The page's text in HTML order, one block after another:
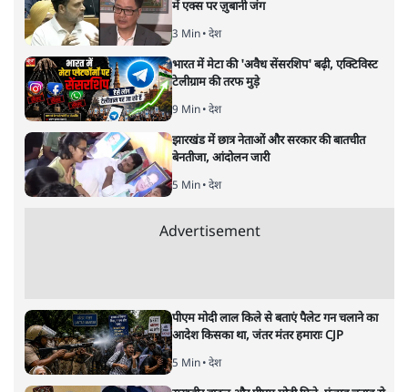
मध्य प्रदेश: लाड़ली बहनों को मंत्री ने
मंच से धमकाया, बाजार में पिटाई!
रह गया है? देखिए यह विशेष रिपोर्ट।